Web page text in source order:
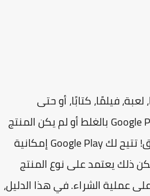
فيلمًا، كتابًا، أو حتى
اشتركت في خدمة عبر Google Play بالغلط أو لم يكن المنتج
كما توقعت، فلا داعي للقلق! تتيح لك Google Play إمكانية
يعتمد على نوع المنتج
عملية الشراء. في هذا الدليل،